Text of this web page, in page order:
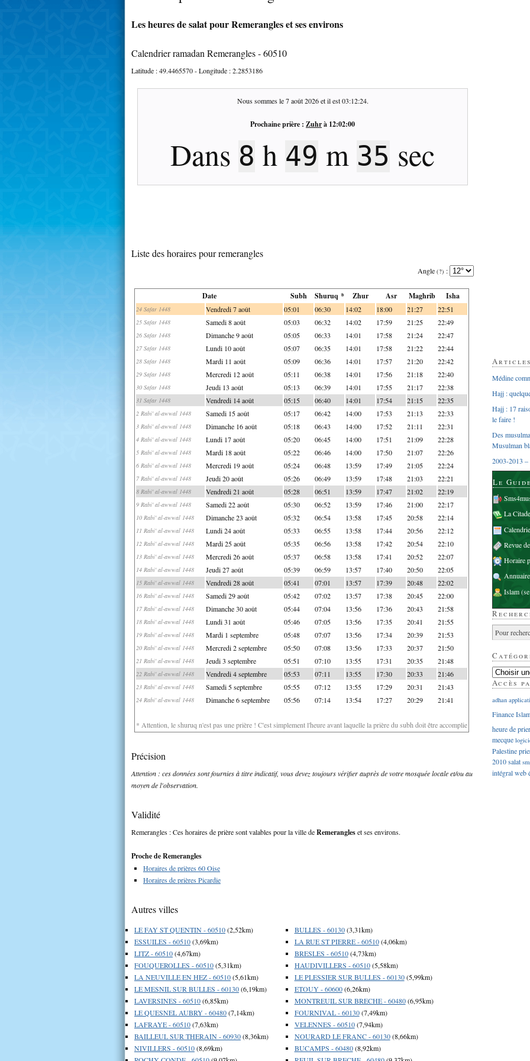
Les heures de salat pour Remerangles et ses environs
Calendrier ramadan Remerangles - 60510
Latitude :49.4465570- Longitude :2.2853186
Nous sommes le7 août 2026et il est03:12:24.
Prochaine prière : Zuhrà 12:02:00
Dans 8 h 49 m 35 sec
Liste des horaires pour remerangles
Angle (?) :
Date Subh Shuruq * Zhur Asr Maghrib Isha
24 Safar 1448 Vendredi 7 août 05:01 06:30 14:02 18:00 21:27 22:51
25 Safar 1448 Samedi 8 août 05:03 06:32 14:02 17:59 21:25 22:49
26 Safar 1448 Dimanche 9 août 05:05 06:33 14:01 17:58 21:24 22:47
27 Safar 1448 Lundi 10 août 05:07 06:35 14:01 17:58 21:22 22:44
28 Safar 1448 Mardi 11 août 05:09 06:36 14:01 17:57 21:20 22:42
29 Safar 1448 Mercredi 12 août 05:11 06:38 14:01 17:56 21:18 22:40
30 Safar 1448 Jeudi 13 août 05:13 06:39 14:01 17:55 21:17 22:38
31 Safar 1448 Vendredi 14 août 05:15 06:40 14:01 17:54 21:15 22:35
2 Rabi' al-awwal 1448 Samedi 15 août 05:17 06:42 14:00 17:53 21:13 22:33
3 Rabi' al-awwal 1448 Dimanche 16 août 05:18 06:43 14:00 17:52 21:11 22:31
4 Rabi' al-awwal 1448 Lundi 17 août 05:20 06:45 14:00 17:51 21:09 22:28
5 Rabi' al-awwal 1448 Mardi 18 août 05:22 06:46 14:00 17:50 21:07 22:26
6 Rabi' al-awwal 1448 Mercredi 19 août 05:24 06:48 13:59 17:49 21:05 22:24
7 Rabi' al-awwal 1448 Jeudi 20 août 05:26 06:49 13:59 17:48 21:03 22:21
8 Rabi' al-awwal 1448 Vendredi 21 août 05:28 06:51 13:59 17:47 21:02 22:19
9 Rabi' al-awwal 1448 Samedi 22 août 05:30 06:52 13:59 17:46 21:00 22:17
10 Rabi' al-awwal 1448 Dimanche 23 août 05:32 06:54 13:58 17:45 20:58 22:14
11 Rabi' al-awwal 1448 Lundi 24 août 05:33 06:55 13:58 17:44 20:56 22:12
12 Rabi' al-awwal 1448 Mardi 25 août 05:35 06:56 13:58 17:42 20:54 22:10
13 Rabi' al-awwal 1448 Mercredi 26 août 05:37 06:58 13:58 17:41 20:52 22:07
14 Rabi' al-awwal 1448 Jeudi 27 août 05:39 06:59 13:57 17:40 20:50 22:05
15 Rabi' al-awwal 1448 Vendredi 28 août 05:41 07:01 13:57 17:39 20:48 22:02
16 Rabi' al-awwal 1448 Samedi 29 août 05:42 07:02 13:57 17:38 20:45 22:00
17 Rabi' al-awwal 1448 Dimanche 30 août 05:44 07:04 13:56 17:36 20:43 21:58
18 Rabi' al-awwal 1448 Lundi 31 août 05:46 07:05 13:56 17:35 20:41 21:55
19 Rabi' al-awwal 1448 Mardi 1 septembre 05:48 07:07 13:56 17:34 20:39 21:53
20 Rabi' al-awwal 1448 Mercredi 2 septembre 05:50 07:08 13:56 17:33 20:37 21:50
21 Rabi' al-awwal 1448 Jeudi 3 septembre 05:51 07:10 13:55 17:31 20:35 21:48
22 Rabi' al-awwal 1448 Vendredi 4 septembre 05:53 07:11 13:55 17:30 20:33 21:46
23 Rabi' al-awwal 1448 Samedi 5 septembre 05:55 07:12 13:55 17:29 20:31 21:43
24 Rabi' al-awwal 1448 Dimanche 6 septembre 05:56 07:14 13:54 17:27 20:29 21:41
* Attention, le shuruq n'est pas une prière ! C'est simplement l'heure avant laquelle la prière du subh doit être accomplie
Précision
Attention : ces données sont fournies à titre indicatif, vous devez toujours vérifier auprès de votre mosquée locale et/ou au
moyen de l'observation.
Validité
Remerangles : Ces horaires de prière sont valables pour la ville deRemerangleset ses environs.
Proche de Remerangles
Horaires de prières 60 Oise
Horaires de prières Picardie
Autres villes
LE FAY ST QUENTIN - 60510(2,52km)
ESSUILES - 60510(3,69km)
LITZ - 60510(4,67km)
FOUQUEROLLES - 60510(5,31km)
LA NEUVILLE EN HEZ - 60510(5,61km)
LE MESNIL SUR BULLES - 60130(6,19km)
LAVERSINES - 60510(6,85km)
LE QUESNEL AUBRY - 60480(7,14km)
LAFRAYE - 60510(7,63km)
BAILLEUL SUR THERAIN - 60930(8,36km)
NIVILLERS - 60510(8,69km)
BULLES - 60130(3,31km)
LA RUE ST PIERRE - 60510(4,06km)
BRESLES - 60510(4,73km)
HAUDIVILLERS - 60510(5,58km)
LE PLESSIER SUR BULLES - 60130(5,99km)
ETOUY - 60600(6,26km)
MONTREUIL SUR BRECHE - 60480(6,95km)
FOURNIVAL - 60130(7,49km)
VELENNES - 60510(7,94km)
NOURARD LE FRANC - 60130(8,66km)
BUCAMPS - 60480(8,92km)
Médine
Hajj :
Hajj : 17
le faire !
Des
Musulman
2003-2013 –
Le
La
Revue
Horaire
Islam
Accès
adhan
Finance
heure de
mecque
Palestine
2010salat
intégralweb